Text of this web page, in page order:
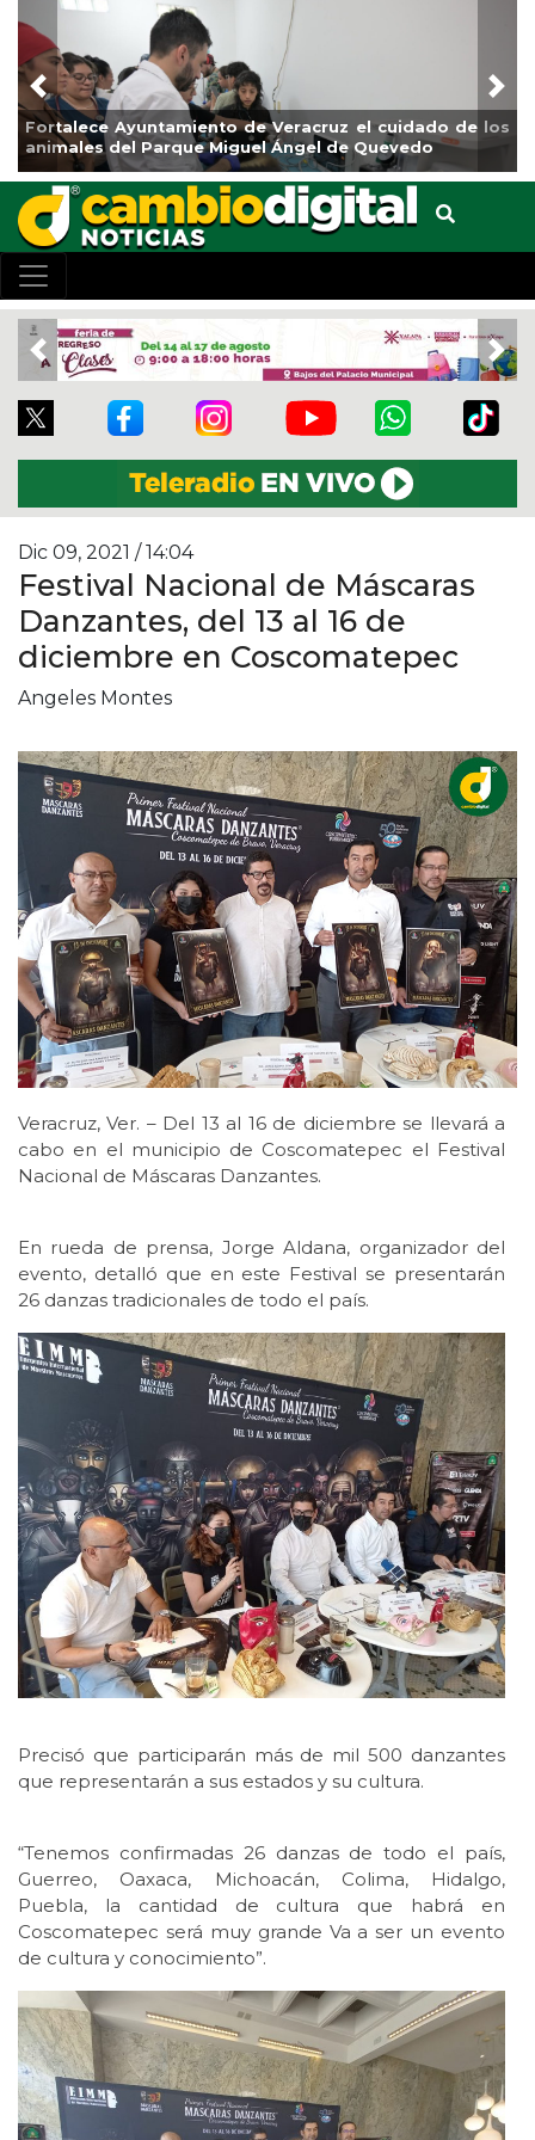
de Veracruz el cuidado de los
Ángel de Quevedo
La ciudad de Veracruz
de Reforestación 2026
Previous
Previous
Dic 09, 2021 / 14:04
Festival Nacional de Máscaras
Danzantes, del 13 al 16 de
diciembre en Coscomatepec
Angeles Montes
Veracruz, Ver. – Del 13 al 16 de diciembre se llevará a
cabo en el municipio de Coscomatepec el Festival
Nacional de Máscaras Danzantes.
En rueda de prensa, Jorge Aldana, organizador del
evento, detalló que en este Festival se presentarán
26 danzas tradicionales de todo el país.
Precisó que participarán más de mil 500 danzantes
que representarán a sus estados y su cultura.
“Tenemos confirmadas 26 danzas de todo el país,
Guerreo, Oaxaca, Michoacán, Colima, Hidalgo,
Puebla, la cantidad de cultura que habrá en
Coscomatepec será muy grande Va a ser un evento
de cultura y conocimiento”.